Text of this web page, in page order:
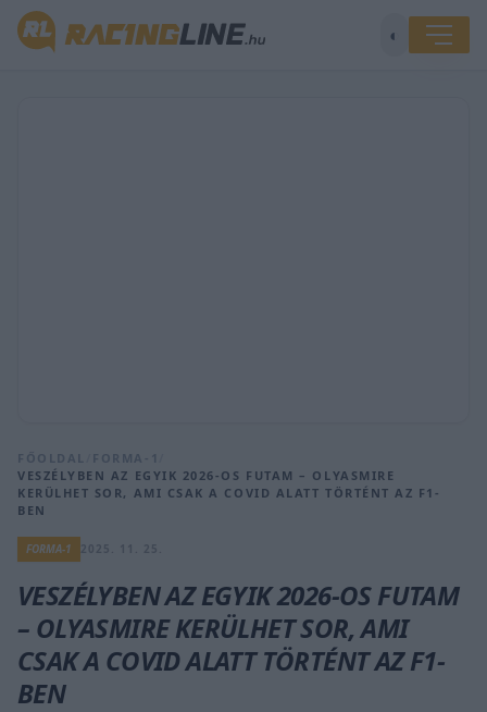
◐
FŐOLDAL FORMA-1
VESZÉLYBEN AZ EGYIK 2026-OS FUTAM – OLYASMIRE
KERÜLHET SOR, AMI CSAK A COVID ALATT TÖRTÉNT AZ F1-
BEN
FORMA-1
VESZÉLYBEN AZ EGYIK 2026-OS FUTAM
– OLYASMIRE KERÜLHET SOR, AMI
CSAK A COVID ALATT TÖRTÉNT AZ F1-
BEN